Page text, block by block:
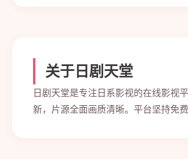
关于日剧天堂
日剧天堂是专注日系影视的在线影视
新，片源全面画质清晰。平台坚持免